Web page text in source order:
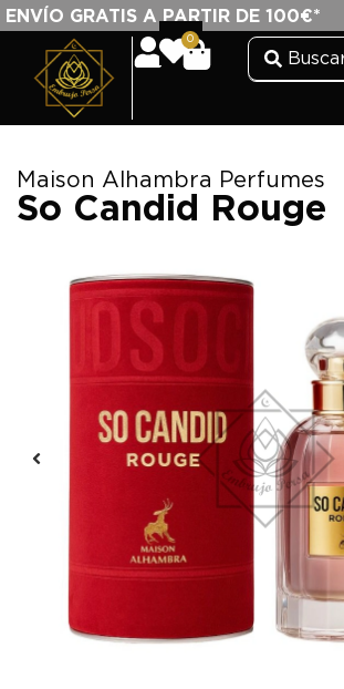
ENVÍO GRATIS A PARTIR DE 100€*
0
Maison Alhambra Perfumes
So Candid Rouge